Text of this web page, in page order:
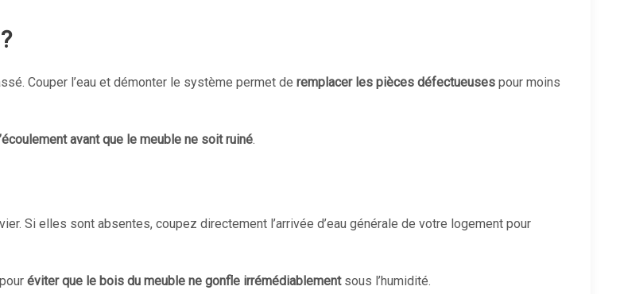
Couper l’eau et démonter le système permet de remplacer les pièces défectueuses pour moins
avant que le meuble ne soit ruiné.
Si elles sont absentes, coupez directement l’arrivée d’eau générale de votre logement pour
éviter que le bois du meuble ne gonfle irrémédiablementsous l’humidité.